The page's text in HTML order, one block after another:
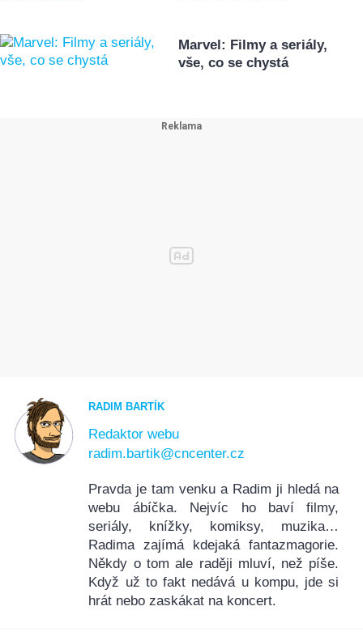
Marvel: Filmy a seriály,
vše, co se chystá
RADIM BARTÍK
Redaktor webu
radim.bartik@cncenter.cz
Pravda je tam venku a Radim ji hledá na
webu ábíčka. Nejvíc ho baví filmy,
seriály, knížky, komiksy, muzika…
Radima zajímá kdejaká fantazmagorie.
Někdy o tom ale raději mluví, než píše.
Když už to fakt nedává u kompu, jde si
hrát nebo zaskákat na koncert.